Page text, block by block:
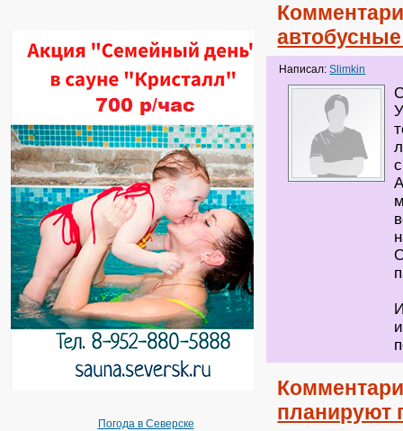
Погода в Северске
Написал:Slimkin
планируют